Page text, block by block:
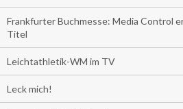
Frankfurter Buchmesse: Media Control
Titel
Leichtathletik-WM im TV
Leck mich!